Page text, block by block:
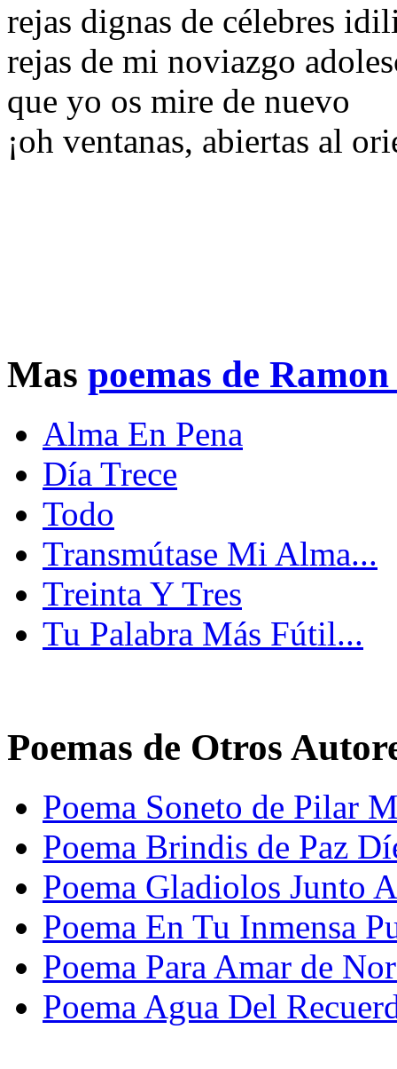
rejas dignas de célebres
rejas de mi noviazgo
que yo os mire de nuevo
¡oh ventanas, abiertas al
Mas poemas de
Alma En Pena
Día Trece
Todo
Transmútase Mi Alma...
Treinta Y Tres
Tu Palabra Más Fútil...
Poemas de Otros
Poema Soneto de Pilar
Poema Brindis de Paz
Poema Gladiolos Junto
Poema En Tu Inmensa
Poema Para Amar de
Poema Agua Del